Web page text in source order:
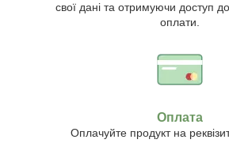
свої дані та отримуючи доступ до
оплати.
Оплата
Оплачуйте продукт на